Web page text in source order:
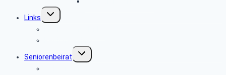
Links
Untermenü
umschalten
Seniorenbeirat
Untermenü
umschalten